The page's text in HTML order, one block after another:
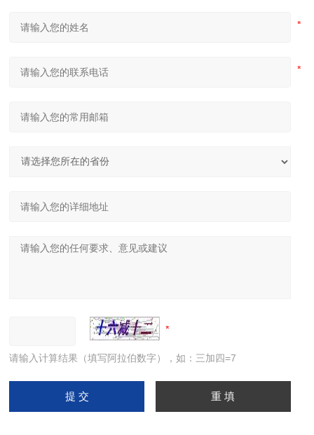
请输入计算结果（填写阿拉伯数字），如：三加四=7